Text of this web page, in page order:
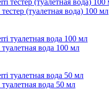
(туалетная вода) 100 мл
вода 100 мл
вода 50 мл